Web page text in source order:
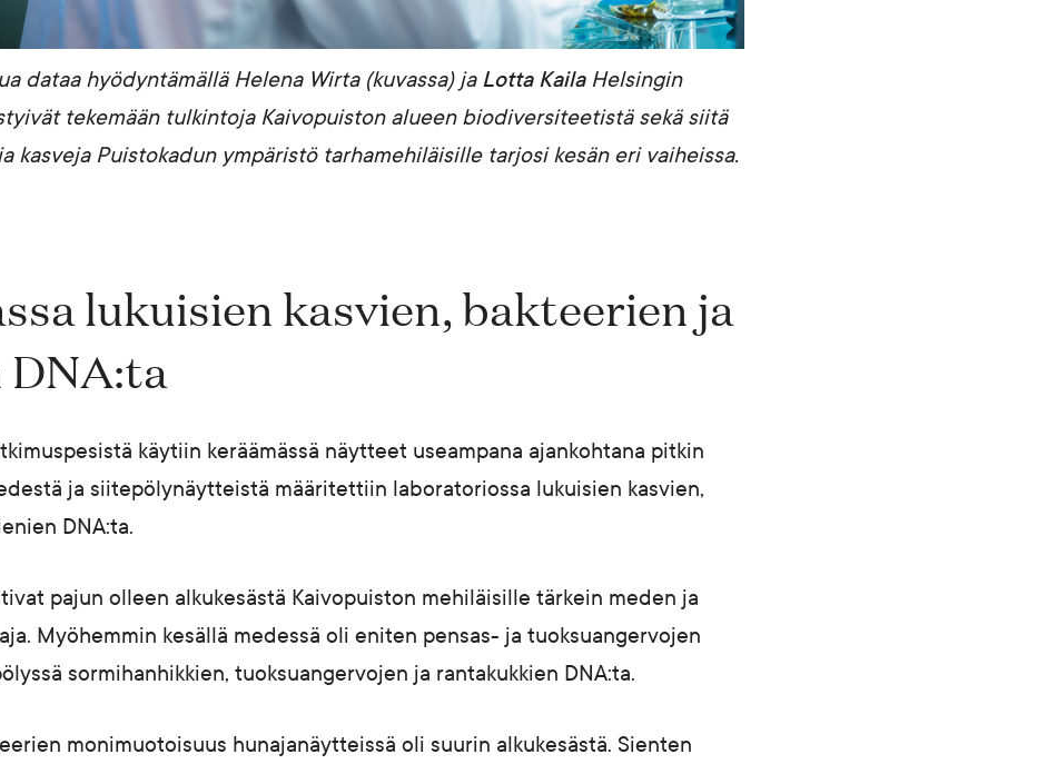
dataa hyödyntämällä Helena Wirta (kuvassa) ja Lotta KailaHelsingin
tekemään tulkintoja Kaivopuiston alueen biodiversiteetistä sekä siitä
kasveja Puistokadun ympäristö tarhamehiläisille tarjosi kesän eri vaiheissa.
lukuisien kasvien, bakteerien ja
DNA:ta
käytiin keräämässä näytteet useampana ajankohtana pitkin
ja siitepölynäytteistä määritettiin laboratoriossa lukuisien kasvien,
DNA:ta.
pajun olleen alkukesästä Kaivopuiston mehiläisille tärkein meden ja
Myöhemmin kesällä medessä oli eniten pensas- ja tuoksuangervojen
sormihanhikkien, tuoksuangervojen ja rantakukkien DNA:ta.
monimuotoisuus hunajanäytteissä oli suurin alkukesästä. Sienten